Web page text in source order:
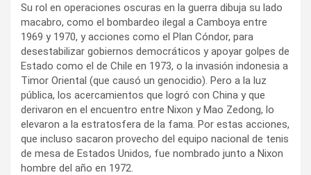
Su rol en operaciones oscuras en la guerra dibuja su lado
macabro, como el bombardeo ilegal a Camboya entre
1969 y 1970, y acciones como el Plan Cóndor, para
desestabilizar gobiernos democráticos y apoyar golpes de
Estado como el de Chile en 1973, o la invasión indonesia a
Timor Oriental (que causó un genocidio). Pero a la luz
pública, los acercamientos que logró con China y que
derivaron en el encuentro entre Nixon y Mao Zedong, lo
elevaron a la estratosfera de la fama. Por estas acciones,
que incluso sacaron provecho del equipo nacional de tenis
de mesa de Estados Unidos, fue nombrado junto a Nixon
hombre del año en 1972.